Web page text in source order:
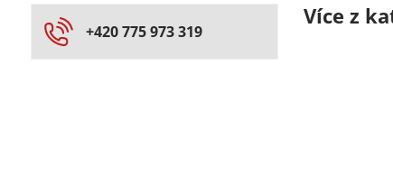
Více z
+420 775 973 319